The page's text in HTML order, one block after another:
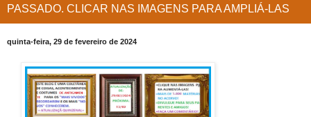
PASSADO. CLICAR NAS IMAGENS PARA AMPLIÁ-LAS
quinta-feira, 29 de fevereiro de 2024